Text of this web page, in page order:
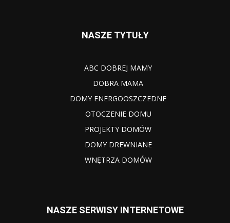
NASZE TYTUŁY
ABC DOBREJ MAMY
DOBRA MAMA
DOMY ENERGOOSZCZEDNE
OTOCZENIE DOMU
PROJEKTY DOMÓW
DOMY DREWNIANE
WNĘTRZA DOMÓW
NASZE SERWISY INTERNETOWE